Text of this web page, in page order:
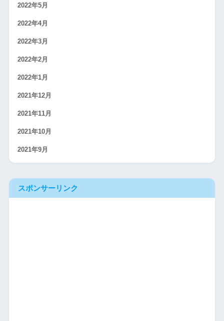
2022年5月
2022年4月
2022年3月
2022年2月
2022年1月
2021年12月
2021年11月
2021年10月
2021年9月
スポンサーリンク